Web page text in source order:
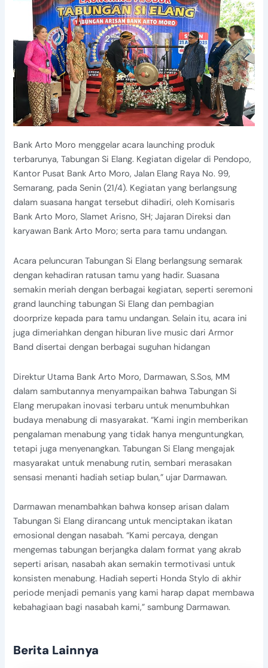
Bank Arto Moro menggelar acara launching produk
terbarunya, Tabungan Si Elang. Kegiatan digelar di Pendopo,
Kantor Pusat Bank Arto Moro, Jalan Elang Raya No. 99,
Semarang, pada Senin (21/4). Kegiatan yang berlangsung
dalam suasana hangat tersebut dihadiri, oleh Komisaris
Bank Arto Moro, Slamet Arisno, SH; Jajaran Direksi dan
karyawan Bank Arto Moro; serta para tamu undangan.
Acara peluncuran Tabungan Si Elang berlangsung semarak
dengan kehadiran ratusan tamu yang hadir. Suasana
semakin meriah dengan berbagai kegiatan, seperti seremoni
grand launching tabungan Si Elang dan pembagian
doorprize kepada para tamu undangan. Selain itu, acara ini
juga dimeriahkan dengan hiburan live music dari Armor
Band disertai dengan berbagai suguhan hidangan
Direktur Utama Bank Arto Moro, Darmawan, S.Sos, MM
dalam sambutannya menyampaikan bahwa Tabungan Si
Elang merupakan inovasi terbaru untuk menumbuhkan
budaya menabung di masyarakat. “Kami ingin memberikan
pengalaman menabung yang tidak hanya menguntungkan,
tetapi juga menyenangkan. Tabungan Si Elang mengajak
masyarakat untuk menabung rutin, sembari merasakan
sensasi menanti hadiah setiap bulan,” ujar Darmawan.
Darmawan menambahkan bahwa konsep arisan dalam
Tabungan Si Elang dirancang untuk menciptakan ikatan
emosional dengan nasabah. “Kami percaya, dengan
mengemas tabungan berjangka dalam format yang akrab
seperti arisan, nasabah akan semakin termotivasi untuk
konsisten menabung. Hadiah seperti Honda Stylo di akhir
periode menjadi pemanis yang kami harap dapat membawa
kebahagiaan bagi nasabah kami,” sambung Darmawan.
Berita Lainnya